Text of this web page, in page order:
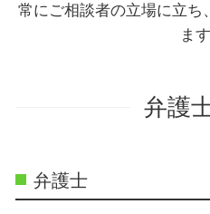
常にご相談者の立場に立ち
ます
弁護
弁護士